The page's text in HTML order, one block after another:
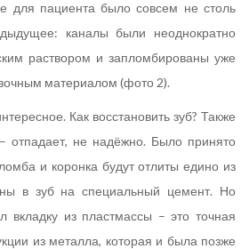
для пациента было совсем не столь
каналы были неоднократно
раствором и запломбированы уже
материалом (фото 2).
Как восстановить зуб? Также
отпадает, не надёжно. Было принято
и коронка будут отлиты едино из
в зуб на специальный цемент. Но
вкладку из пластмассы – это точная
из металла, которая и была позже